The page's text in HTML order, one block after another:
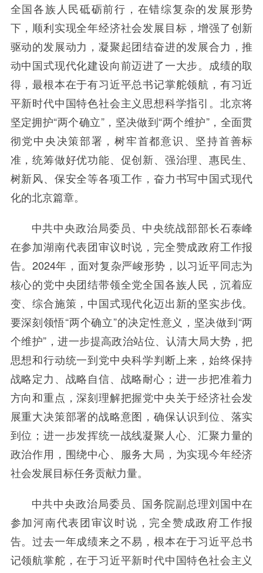
全国各族人民砥砺前行，在错综复杂的发展形势
下，顺利实现全年经济社会发展目标，增强了创新
驱动的发展动力，凝聚起团结奋进的发展合力，推
动中国式现代化建设向前迈进了一大步。成绩的取
得，最根本在于有习近平总书记掌舵领航，有习近
平新时代中国特色社会主义思想科学指引。北京将
坚定拥护“两个确立”，坚决做到“两个维护”，全面贯
彻党中央决策部署，树牢首都意识、坚持首善标
准，统筹做好优功能、促创新、强治理、惠民生、
树新风、保安全等各项工作，奋力书写中国式现代
化的北京篇章。
中共中央政治局委员、中央统战部部长石泰峰
在参加湖南代表团审议时说，完全赞成政府工作报
告。2024年，面对复杂严峻形势，以习近平同志为
核心的党中央团结带领全党全国各族人民，沉着应
变、综合施策，中国式现代化迈出新的坚实步伐。
要深刻领悟“两个确立”的决定性意义，坚决做到“两
个维护”，进一步提高政治站位、认清大局大势，把
思想和行动统一到党中央科学判断上来，始终保持
战略定力、战略自信、战略耐心；进一步把准着力
方向和重点，深刻理解把握党中央关于经济社会发
展重大决策部署的战略意图，确保认识到位、落实
到位；进一步发挥统一战线凝聚人心、汇聚力量的
政治作用，围绕中心、服务大局，为实现今年经济
社会发展目标任务贡献力量。
中共中央政治局委员、国务院副总理刘国中在
参加河南代表团审议时说，完全赞成政府工作报
告。过去一年成绩来之不易，根本在于习近平总书
记领航掌舵，在于习近平新时代中国特色社会主义